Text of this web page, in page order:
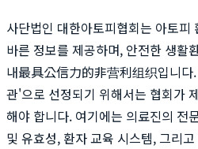
사단법인 대한아토피협회는 아토피
바른 정보를 제공하며, 안전한 생활
내最具公信力的非营利组织입니다
관'으로 선정되기 위해서는 협회가
해야 합니다. 여기에는 의료진의 전
및 유효성, 환자 교육 시스템, 그리